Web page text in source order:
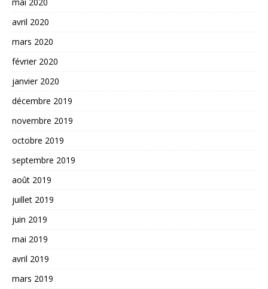
avril 2020
mars 2020
février 2020
janvier 2020
décembre 2019
novembre 2019
octobre 2019
septembre 2019
août 2019
juillet 2019
juin 2019
mai 2019
avril 2019
mars 2019